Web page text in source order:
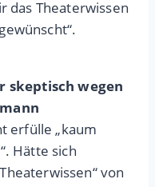
das Theaterwissen
skeptisch wegen
erfülle „kaum
Hätte sich
von